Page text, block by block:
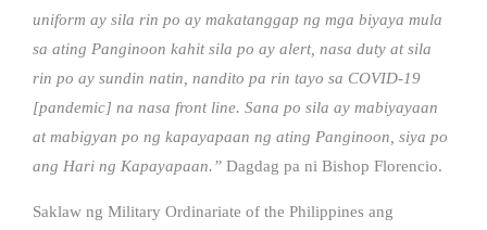
uniform ay sila rin po ay makatanggap ng mga biyaya mula
sa ating Panginoon kahit sila po ay alert, nasa duty at sila
rin po ay sundin natin, nandito pa rin tayo sa COVID-19
[pandemic] na nasa front line. Sana po sila ay mabiyayaan
at mabigyan po ng kapayapaan ng ating Panginoon, siya po
ang Hari ng Kapayapaan.” Dagdag pa ni Bishop Florencio.
Saklaw ng Military Ordinariate of the Philippines ang